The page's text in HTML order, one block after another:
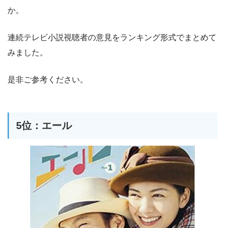
か。
連続テレビ小説視聴者の意見をランキング形式でまとめて
みました。
是非ご参考ください。
5位：エール